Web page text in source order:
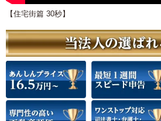
【住宅街篇 30秒】